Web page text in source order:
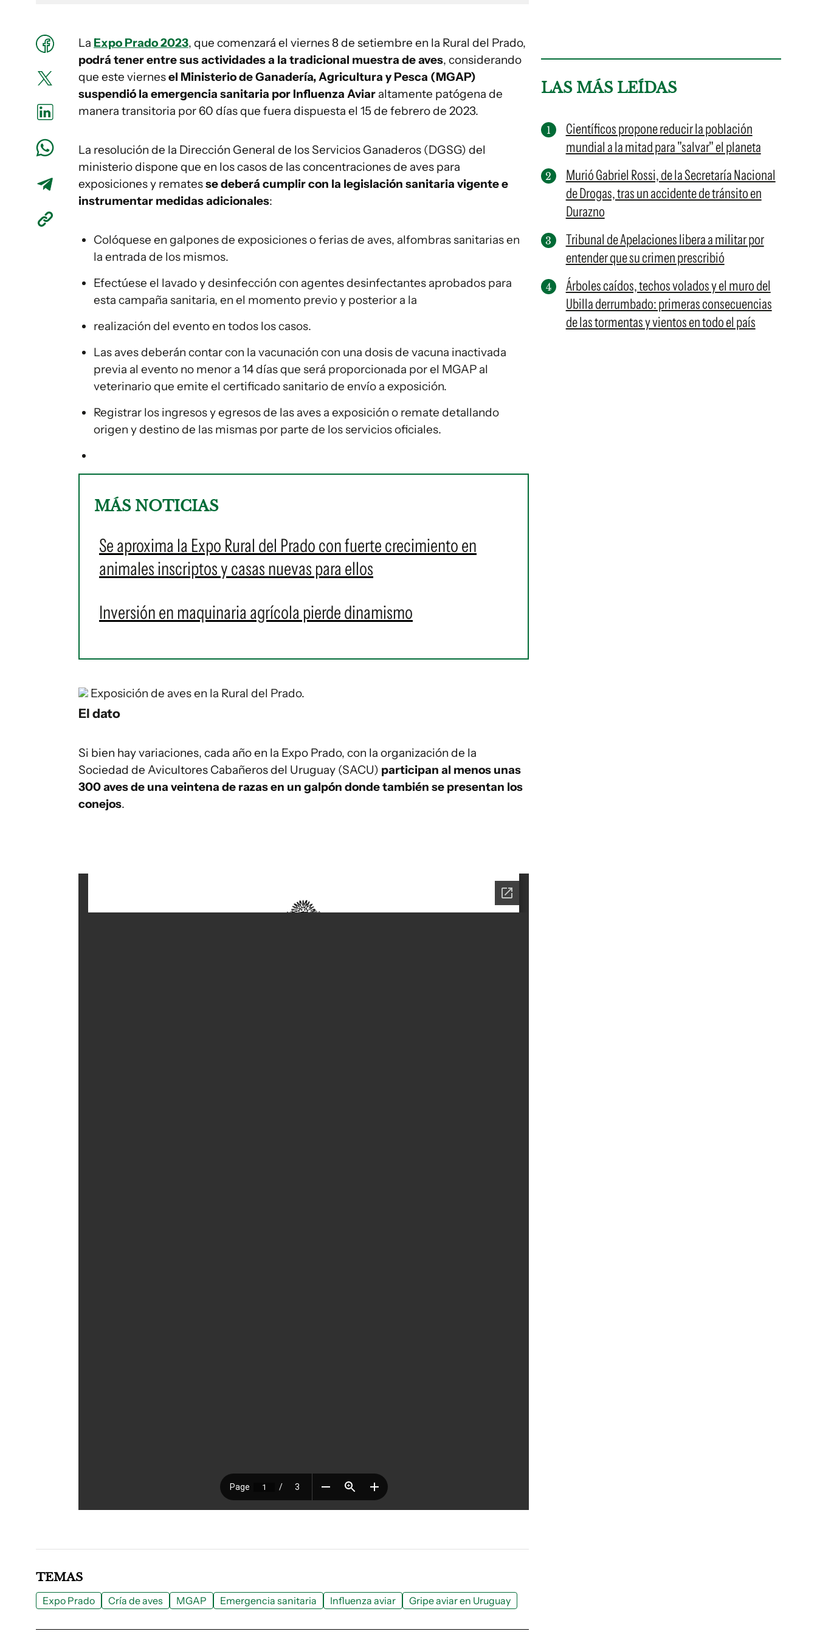
La Expo Prado 2023, que comenzará el viernes 8 de setiembre en la Rural del Prado,
podrá tener entre sus actividades a la tradicional muestra de aves, considerando
que este viernesel Ministerio de Ganadería, Agricultura y Pesca (MGAP)
suspendió la emergencia sanitaria por Influenza Aviar altamente patógena de
manera transitoria por 60 días que fuera dispuesta el 15 de febrero de 2023.
La resolución de la Dirección General de los Servicios Ganaderos (DGSG) del
ministerio dispone que en los casos de las concentraciones de aves para
exposiciones y rematesse deberá cumplir con la legislación sanitaria vigente e
instrumentar medidas adicionales:
Colóquese en galpones de exposiciones o ferias de aves, alfombras sanitarias en
la entrada de los mismos.
Efectúese el lavado y desinfección con agentes desinfectantes aprobados para
esta campaña sanitaria, en el momento previo y posterior a la
realización del evento en todos los casos.
Las aves deberán contar con la vacunación con una dosis de vacuna inactivada
previa al evento no menor a 14 días que será proporcionada por el MGAP al
veterinario que emite el certificado sanitario de envío a exposición.
Registrar los ingresos y egresos de las aves a exposición o remate detallando
origen y destino de las mismas por parte de los servicios oficiales.
MÁS NOTICIAS
Se aproxima la Expo Rural del Prado con fuerte crecimiento en
animales inscriptos y casas nuevas para ellos
Inversión en maquinaria agrícola pierde dinamismo
Exposición de aves en la Rural del Prado.
El dato
Si bien hay variaciones, cada año en la Expo Prado, con la organización de la
Sociedad de Avicultores Cabañeros del Uruguay (SACU) participan al menos unas
300 aves de una veintena de razas en un galpón donde también se presentan los
conejos.
LAS MÁS LEÍDAS
Científicos propone reducir la población
mundial a la mitad para "salvar" el planeta
Murió Gabriel Rossi, de la Secretaría Nacional
de Drogas, tras un accidente de tránsito en
Durazno
Tribunal de Apelaciones libera a militar por
entender que su crimen prescribió
Árboles caídos, techos volados y el muro del
Ubilla derrumbado: primeras consecuencias
de las tormentas y vientos en todo el país
TEMAS
Expo Prado Cría de aves MGAP Emergencia sanitaria Influenza aviar Gripe aviar en Uruguay